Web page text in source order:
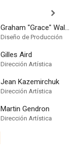
Graham "Grace" Walker
Diseño de Producción
Gilles Aird
Dirección Artística
Jean Kazemirchuk
Dirección Artística
Martin Gendron
Dirección Artística